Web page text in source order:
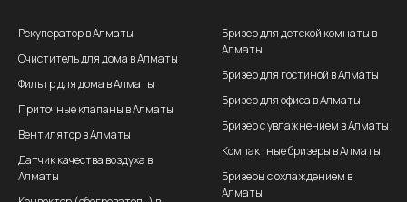
Рекуператор в Алматы
Очиститель для дома в Алматы
Фильтр для дома в Алматы
Приточные клапаны в Алматы
Вентилятор в Алматы
Датчик качества воздуха в
Алматы
Бризер для детской комнаты в
Алматы
Бризер для гостиной в Алматы
Бризер для офиса в Алматы
Бризер с увлажнением в Алматы
Компактные бризеры в Алматы
Бризеры с охлаждением в
Алматы